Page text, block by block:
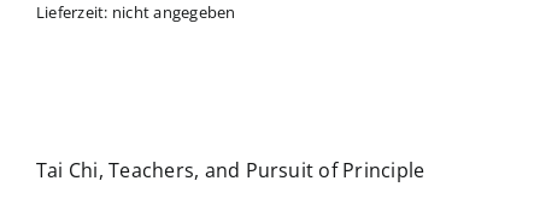
Lieferzeit: nicht angegeben
Tai Chi, Teachers, and Pursuit of Principle